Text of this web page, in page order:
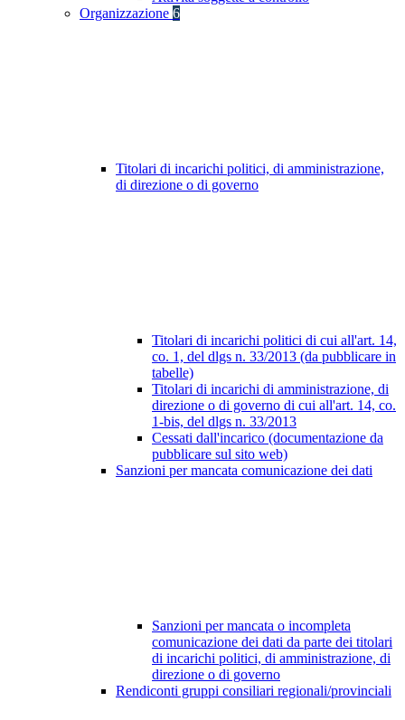
Organizzazione 6
Titolari di incarichi politici, di amministrazione,
di direzione o di governo
Titolari di incarichi politici di cui all'art. 14,
co. 1, del dlgs n. 33/2013 (da pubblicare in
tabelle)
Titolari di incarichi di amministrazione, di
direzione o di governo di cui all'art. 14, co.
1-bis, del dlgs n. 33/2013
Cessati dall'incarico (documentazione da
pubblicare sul sito web)
Sanzioni per mancata comunicazione dei dati
Sanzioni per mancata o incompleta
comunicazione dei dati da parte dei titolari
di incarichi politici, di amministrazione, di
direzione o di governo
Rendiconti gruppi consiliari regionali/provinciali